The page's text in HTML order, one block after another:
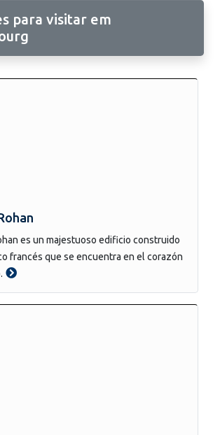
para visitar em
es un majestuoso edificio construido
francés que se encuentra en el corazón